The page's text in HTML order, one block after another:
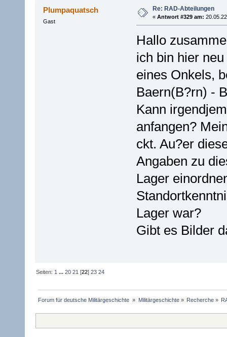
Plumpaquatsch
Gast
Re: RAD-Abteilungen
« Antwort #329 am:
Hallo
ich bin hier
eines Onkels,
Baern(B?rn) -
Kann
anfangen?
ckt. Au?er
Angaben zu
Lager
Lager war?
Gibt es Bilder
Seiten: 1 ...20 21 [22]23 24
Forum für deutsche Militärgeschichte » Militärgeschichte» Recherche»